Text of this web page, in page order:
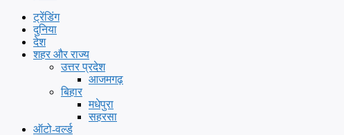
ट्रेंडिंग
दुनिया
देश
शहर और राज्य
उत्तर प्रदेश
आजमगढ़
बिहार
मधेपुरा
सहरसा
ऑटो-वर्ल्ड